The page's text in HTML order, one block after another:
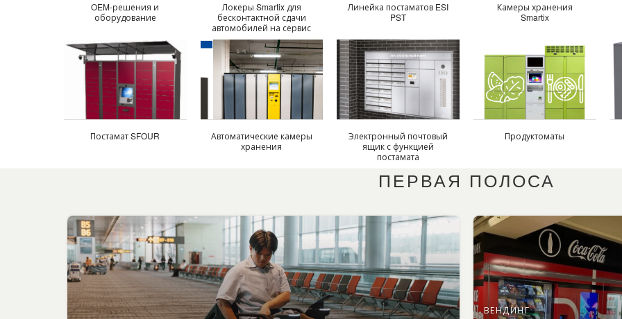
OEM-решения и
оборудование
Локеры Smartix для
бесконтактной сдачи
автомобилей на сервис
Линейка постаматов ESI
PST
Камеры хранения
Smartix
Постамат SFOUR
Автоматические камеры
хранения
Электронный почтовый
ящик с функцией
постамата
Продуктоматы
ПЕРВАЯ ПОЛОСА
ВЕНДИНГ